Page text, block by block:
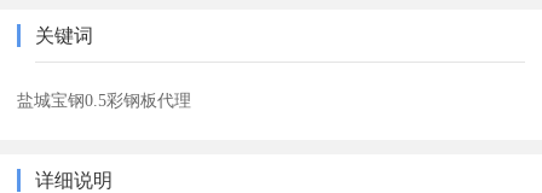
关键词
盐城宝钢0.5彩钢板代理
详细说明